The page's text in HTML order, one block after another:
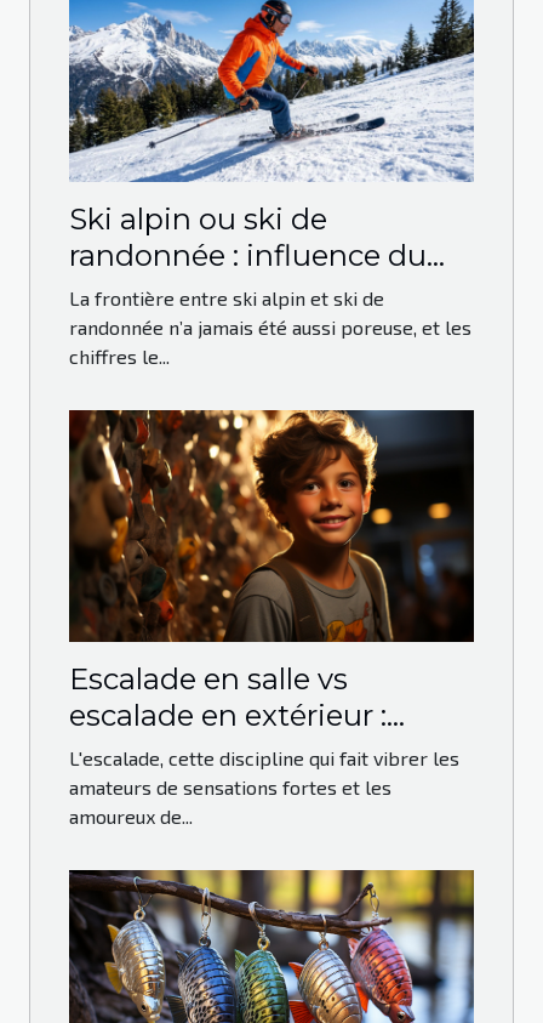
Ski alpin ou ski de
randonnée : influence du
mode d’acquisition sur la
pratique
La frontière entre ski alpin et ski de
randonnée n’a jamais été aussi poreuse, et les
chiffres le...
Escalade en salle vs
escalade en extérieur :
avantages et défis
L'escalade, cette discipline qui fait vibrer les
amateurs de sensations fortes et les
amoureux de...